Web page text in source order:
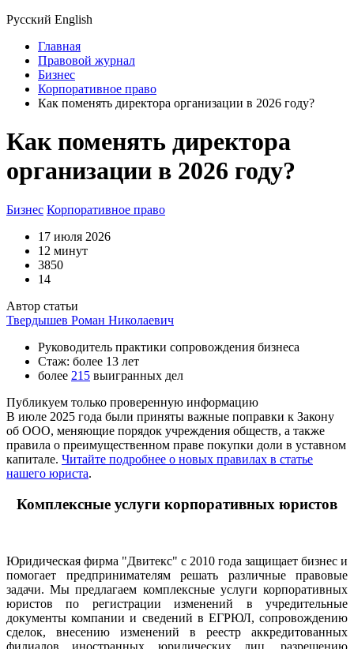
Русский English
Главная
Правовой журнал
Бизнес
Корпоративное право
Как поменять директора организации в 2026 году?
Как поменять директора
организации в 2026 году?
Бизнес Корпоративное право
17 июля 2026
12 минут
3850
14
Автор статьи
Твердышев Роман Николаевич
Руководитель практики сопровождения бизнеса
Стаж: более 13 лет
более 215 выигранных дел
Публикуем только проверенную информацию
В июле 2025 года были приняты важные поправки к Закону
об ООО, меняющие порядок учреждения обществ, а также
правила о преимущественном праве покупки доли в уставном
капитале. Читайте подробнее о новых правилах в статье
нашего юриста.
Комплексные услуги корпоративных юристов
Юридическая фирма "Двитекс" с 2010 года защищает бизнес и
помогает предпринимателям решать различные правовые
задачи. Мы предлагаем комплексные услуги корпоративных
юристов по регистрации изменений в учредительные
документы компании и сведений в ЕГРЮЛ, сопровождению
сделок, внесению изменений в реестр аккредитованных